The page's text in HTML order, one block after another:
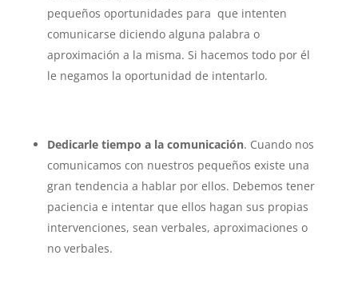
pequeños oportunidades para que intenten
comunicarse diciendo alguna palabra o
aproximación a la misma. Si hacemos todo por él
le negamos la oportunidad de intentarlo.
Dedicarle tiempo a la comunicación. Cuando nos
comunicamos con nuestros pequeños existe una
gran tendencia a hablar por ellos. Debemos tener
paciencia e intentar que ellos hagan sus propias
intervenciones, sean verbales, aproximaciones o
no verbales.